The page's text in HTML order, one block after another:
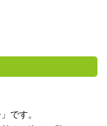
です。